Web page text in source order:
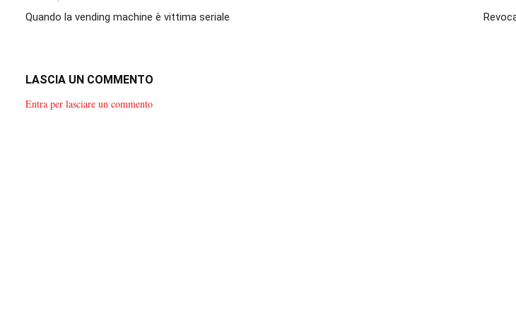
Quando la vending machine è vittima seriale
LASCIA UN COMMENTO
Entra per lasciare un commento